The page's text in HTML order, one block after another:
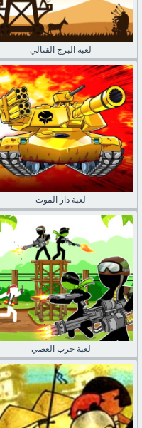
لعبة البرج القتالي
لعبة دار الموت
لعبة حرب العصي